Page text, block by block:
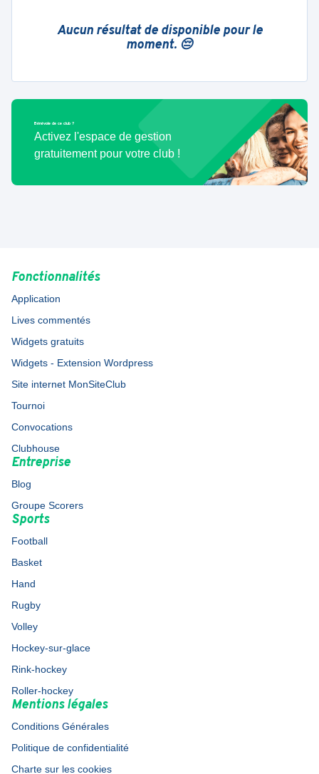
Aucun résultat de disponible pour le
moment. 😔
Bénévole de ce club ?
Activez l'espace de gestion
gratuitement pour votre club !
Fonctionnalités
Application
Lives commentés
Widgets gratuits
Widgets - Extension Wordpress
Site internet MonSiteClub
Tournoi
Convocations
Clubhouse
Entreprise
Blog
Groupe Scorers
Sports
Football
Basket
Hand
Rugby
Volley
Hockey-sur-glace
Rink-hockey
Roller-hockey
Mentions légales
Conditions Générales
Politique de confidentialité
Charte sur les cookies